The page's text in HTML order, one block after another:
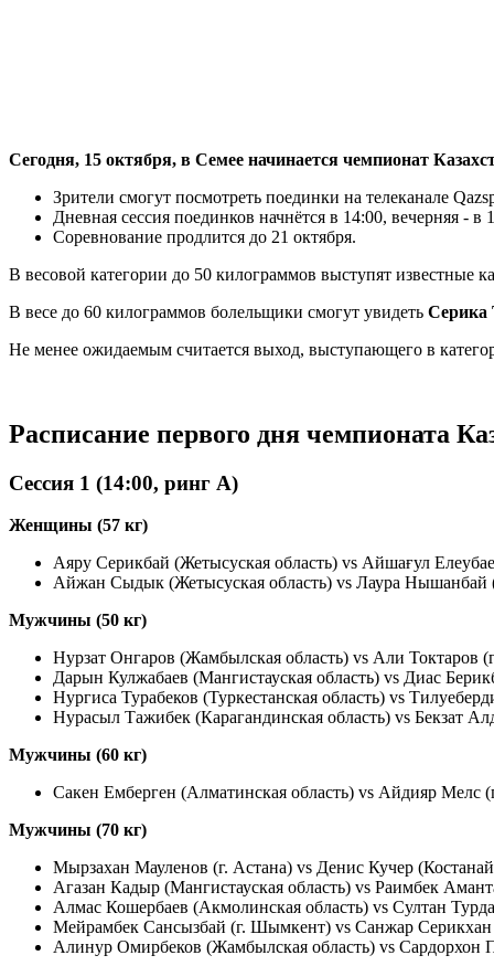
Сегодня, 15 октября, в Семее начинается чемпионат
Зрители смогут посмотреть поединки на телеканале
Дневная сессия поединков начнётся в 14:00, вечерняя - в
Соревнование продлится до 21 октября.
В весовой категории до 50 килограммов выступят известные
В весе до 60 килограммов болельщики смогут увидеть Серика
Не менее ожидаемым считается выход, выступающего в
Расписание первого дня чемпионата
Сессия 1 (14:00, ринг A)
Женщины (57 кг)
Аяру Серикбай (Жетысуская область) vs Айшағул
Айжан Сыдык (Жетысуская область) vs Лаура
Мужчины (50 кг)
Нурзат Онгаров (Жамбылская область) vs Али Токтаров
Дарын Кулжабаев (Мангистауская область) vs Диас
Нургиса Турабеков (Туркестанская область) vs
Нурасыл Тажибек (Карагандинская область) vs Бекзат
Мужчины (60 кг)
Сакен Емберген (Алматинская область) vs Айдияр Мелс
Мужчины (70 кг)
Мырзахан Мауленов (г. Астана) vs Денис Кучер
Агазан Кадыр (Мангистауская область) vs Раимбек
Алмас Кошербаев (Акмолинская область) vs Султан
Мейрамбек Сансызбай (г. Шымкент) vs Санжар Серикхан
Алинур Омирбеков (Жамбылская область) vs Сардорхон